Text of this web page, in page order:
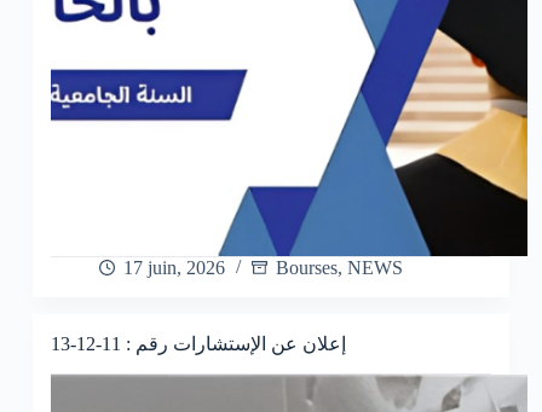
17 juin, 2026 Bourses, NEWS
إعلان عن الإستشارات رقم : 11-12-13